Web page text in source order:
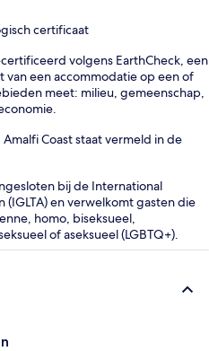
certificaat
volgens EarthCheck, een
van een accommodatie op een of
meet: milieu, gemeenschap,
Coast staat vermeld in de
bij de International
(IGLTA) en verwelkomt gasten die
homo, biseksueel,
of aseksueel (LGBTQ+).